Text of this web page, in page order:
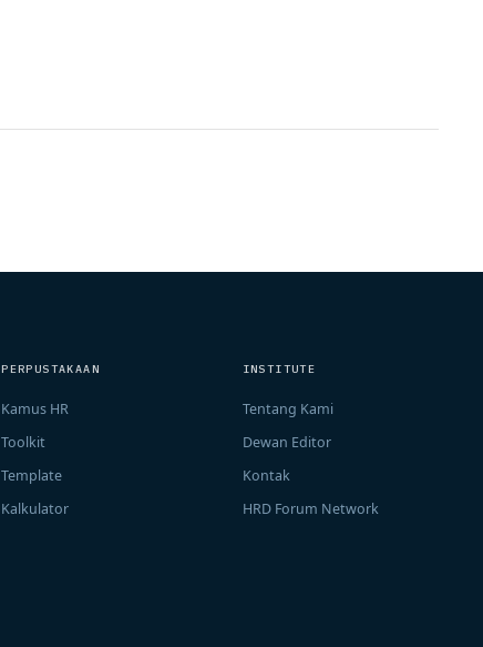
PERPUSTAKAAN
Kamus HR
Toolkit
Template
Kalkulator
INSTITUTE
Tentang Kami
Dewan Editor
Kontak
HRD Forum Network